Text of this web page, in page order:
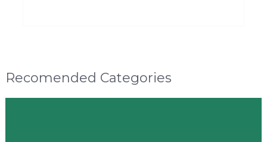
Recomended Categories